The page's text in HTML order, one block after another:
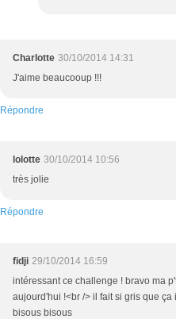
Charlotte 30/10/2014 14:31
J'aime beaucooup !!!
Répondre
lolotte 30/10/2014 10:56
très jolie
Répondre
fidji 29/10/2014 16:59
intéressant ce challenge ! bravo ma
aujourd'hui !<br /> il fait si gris que
bisous bisous